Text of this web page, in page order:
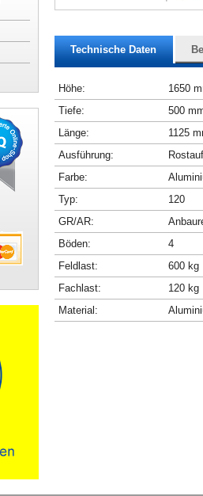
Technische Daten
Höhe:
1650
Tiefe:
500
Länge:
1125
Ausführung:
Farbe:
Typ:
120
GR/AR:
Böden:
4
Feldlast:
600 kg
Fachlast:
120 kg
Material: